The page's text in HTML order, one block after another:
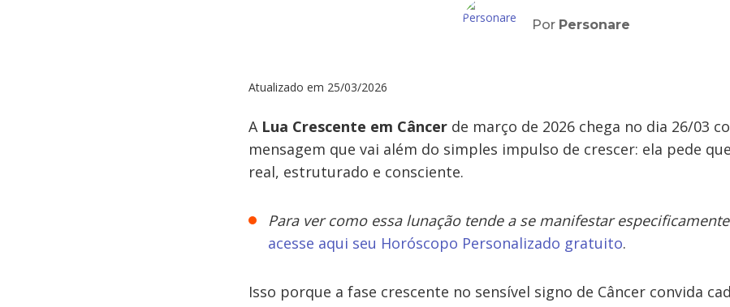
Por Personare
Atualizado em 25/03/2026
A Lua Crescente em Câncer de março de 2026 chega no dia 26/03
mensagem que vai além do simples impulso de crescer: ela pede
real, estruturado e consciente.
Para ver como essa lunação tende a se manifestar
acesse aqui seu Horóscopo Personalizado gratuito.
Isso porque a fase crescente no sensível signo de Câncer convida